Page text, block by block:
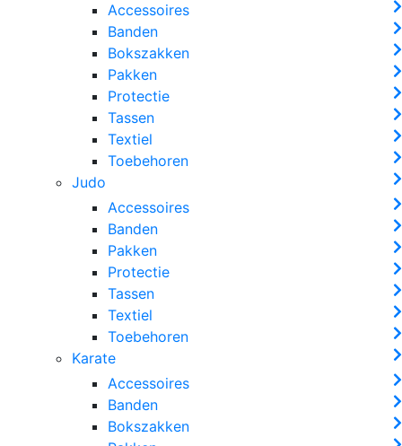
Accessoires
Banden
Bokszakken
Pakken
Protectie
Tassen
Textiel
Toebehoren
Judo
Accessoires
Banden
Pakken
Protectie
Tassen
Textiel
Toebehoren
Karate
Accessoires
Banden
Bokszakken